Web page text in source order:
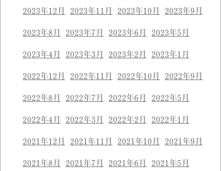
2023年12月 2023年11月 2023年10月 2023年9月
2023年8月 2023年7月 2023年6月 2023年5月
2023年4月 2023年3月 2023年2月 2023年1月
2022年12月 2022年11月 2022年10月 2022年9月
2022年8月 2022年7月 2022年6月 2022年5月
2022年4月 2022年3月 2022年2月 2022年1月
2021年12月 2021年11月 2021年10月 2021年9月
2021年8月 2021年7月 2021年6月 2021年5月